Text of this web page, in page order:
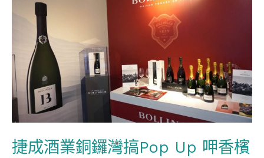
捷成酒業銅鑼灣搞Pop Up 呷香檳
鑼
灣
搞
Pop
呷